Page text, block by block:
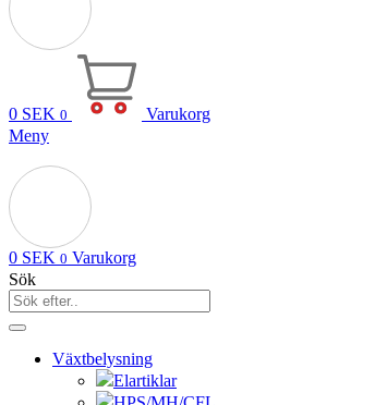
0 SEK 0
Varukorg
Meny
0 SEK 0 Varukorg
Sök
Växtbelysning
Elartiklar